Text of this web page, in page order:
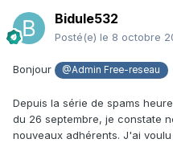
Bidule532
Posté(e) le 8 octobre
Bonjour @Admin Free-reseau
Depuis la série de spams
du 26 septembre, je constate
nouveaux adhérents. J'ai